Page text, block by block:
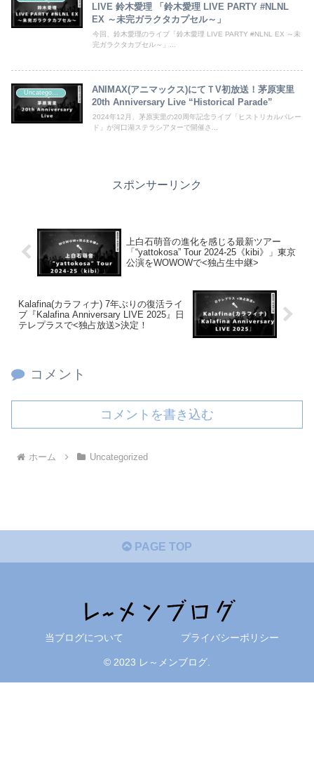
LIVE 鈴木愛理 「鈴木愛理 LIVE PARTY #NLNL
EX ～未完ガラクタカプセル～」
今回、鈴木愛理のライブ「鈴木愛理 LIVE PARTY #NLNL EX ～未
完ガラクタカプセル～」...
ANIMAX(アニマックス)にてＴV初放送！茅原実里
20th Anniversary Live “Historical Parade”
2024年12月、茅原実里の20周年記念ライブ「ヒストリカルパレー
ド」が河口湖ステラシアターで開催さ...
スポンサーリンク
上白石萌音の進化を感じる最新ツアー
「“yattokosa” Tour 2024-25《kibi》」東京
公演をWOWOWで<独占生中継>
Kalafina(カラフィナ) 7年ぶりの復活ライ
ブ『Kalafina Anniversary LIVE 2025』日
テレプラスで<独占放送>決定！
コメント
コメントを書き込む
ホーム Uncategorized
PAGE TOP
当ブログについて プライバシーポリシー
© 2023 レ～メンブログ.